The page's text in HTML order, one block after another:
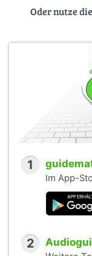
Oder nutze
1
Im App-
2